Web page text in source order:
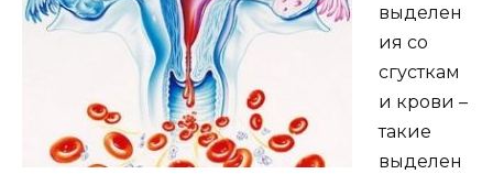
выделен
ия со
сгусткам
и крови –
такие
выделен